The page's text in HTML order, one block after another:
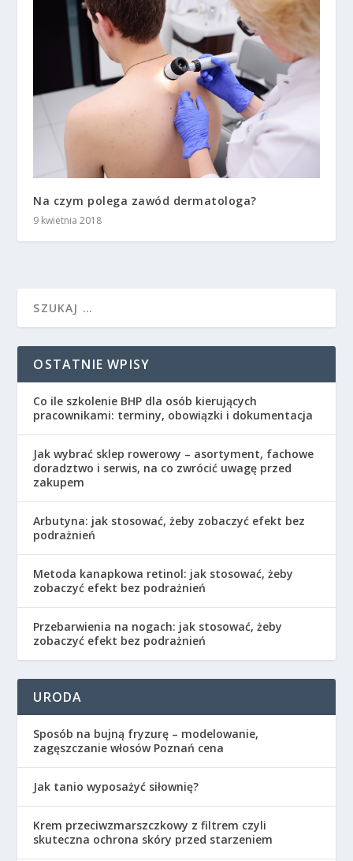
Na czym polega zawód dermatologa?
9 kwietnia 2018
OSTATNIE WPISY
Co ile szkolenie BHP dla osób kierujących
pracownikami: terminy, obowiązki i dokumentacja
Jak wybrać sklep rowerowy – asortyment, fachowe
doradztwo i serwis, na co zwrócić uwagę przed
zakupem
Arbutyna: jak stosować, żeby zobaczyć efekt bez
podrażnień
Metoda kanapkowa retinol: jak stosować, żeby
zobaczyć efekt bez podrażnień
Przebarwienia na nogach: jak stosować, żeby
zobaczyć efekt bez podrażnień
URODA
Sposób na bujną fryzurę – modelowanie,
zagęszczanie włosów Poznań cena
Jak tanio wyposażyć siłownię?
Krem przeciwzmarszczkowy z filtrem czyli
skuteczna ochrona skóry przed starzeniem